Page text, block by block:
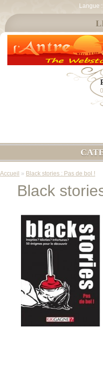
Langue :
Accueil » Black stories : Pas de bol !
Black